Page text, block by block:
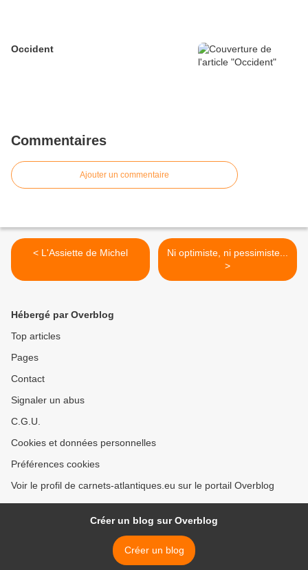
Occident
Commentaires
Ajouter un commentaire
< L'Assiette de Michel
Ni optimiste, ni pessimiste...
>
Hébergé par Overblog
Top articles
Pages
Contact
Signaler un abus
C.G.U.
Cookies et données personnelles
Préférences cookies
Voir le profil de carnets-atlantiques.eu sur le portail Overblog
Créer un blog sur Overblog
Créer un blog